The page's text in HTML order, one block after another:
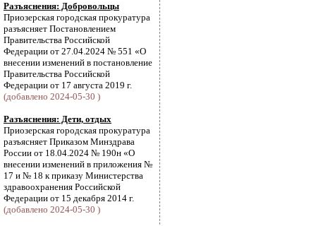
Разъяснения: Добровольцы
Приозерская городская прокуратура
разъясняет Постановлением
Правительства Российской
Федерации от 27.04.2024 № 551 «О
внесении изменений в постановление
Правительства Российской
Федерации от 17 августа 2019 г.
(добавлено 2024-05-30 )
Разъяснения: Дети, отдых
Приозерская городская прокуратура
разъясняет Приказом Минздрава
России от 18.04.2024 № 190н «О
внесении изменений в приложения №
17 и № 18 к приказу Министерства
здравоохранения Российской
Федерации от 15 декабря 2014 г.
(добавлено 2024-05-30 )